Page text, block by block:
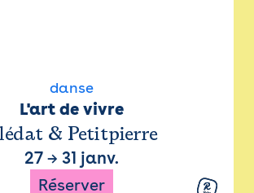
danse
L'art de vivre
& Petitpierre
27 → 31 janv.
Réserver